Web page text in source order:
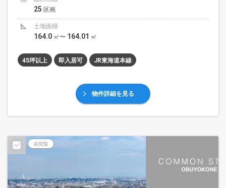
25 区画
土地面積
164.0 ㎡〜 164.01 ㎡
45坪以上 即入居可 JR東海道本線
物件詳細を見る
未閲覧